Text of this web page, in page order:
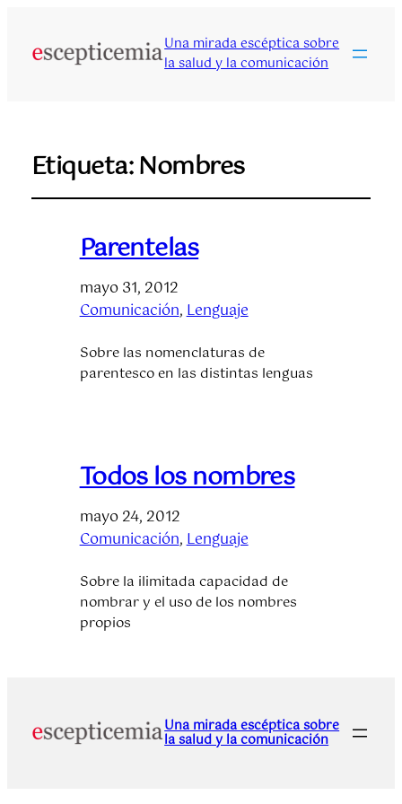
Una mirada escéptica sobre
la salud y la comunicación
Etiqueta:Nombres
Parentelas
mayo 31, 2012
Comunicación, Lenguaje
Sobre las nomenclaturas de
parentesco en las distintas lenguas
Todos los nombres
mayo 24, 2012
Comunicación, Lenguaje
Sobre la ilimitada capacidad de
nombrar y el uso de los nombres
propios
Una mirada escéptica sobre
la salud y la comunicación